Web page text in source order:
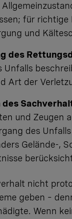
für richtige
und
des
Unfalls
Art der
und Zeugen
des
Gelände-,
nicht
geben –
Wenn